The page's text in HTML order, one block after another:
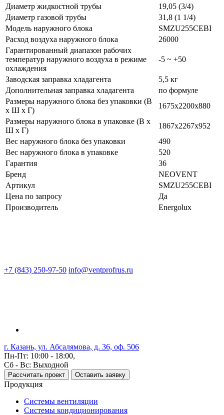
Диаметр жидкостной трубы
19,05 (3/4)
Диаметр газовой трубы
31,8 (1 1/4)
Модель наружного блока
SMZU255CEBI
Расход воздуха наружного блока
26000
Гарантированный диапазон рабочих
температур наружного воздуха в режиме
охлаждения
-5 ~ +50
Заводская заправка хладагента
5,5 кг
Дополнительная заправка хладагента
по формуле
Размеры наружного блока без упаковки (В
х Ш х Г)
1675х2200х880
Размеры наружного блока в упаковке (В х
Ш х Г)
1867х2267х952
Вес наружного блока без упаковки
490
Вес наружного блока в упаковке
520
Гарантия
36
Бренд
NEOVENT
Артикул
SMZU255CEBI
Цена по запросу
Да
Производитель
Energolux
+7 (843) 250-97-50 info@ventprofrus.ru
г. Казань, ул. Абсалямова, д. 36, оф. 506
Пн-Пт: 10:00 - 18:00,
Сб - Вс: Выходной
Рассчитать проект Оставить заявку
Продукция
Системы вентиляции
Системы кондиционирования